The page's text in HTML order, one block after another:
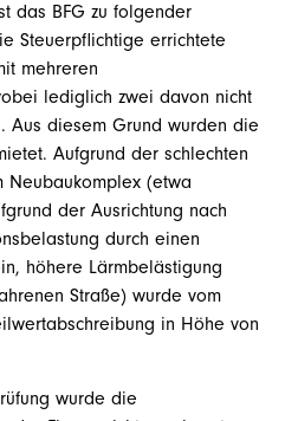
das BFG zu folgender
Steuerpflichtige errichtete
mehreren
lediglich zwei davon nicht
Aus diesem Grund wurden die
Aufgrund der schlechten
Neubaukomplex (etwa
der Ausrichtung nach
durch einen
höhere Lärmbelästigung
Straße) wurde vom
in Höhe von
wurde die